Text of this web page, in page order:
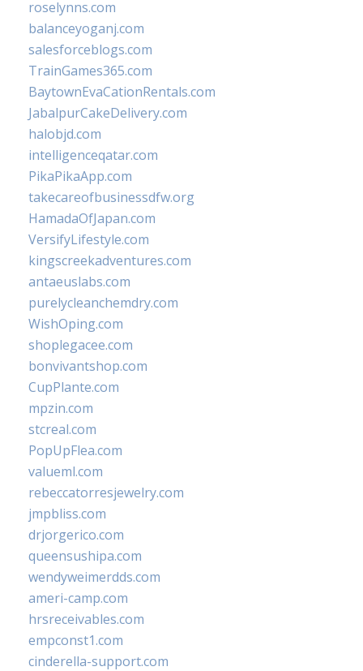
roselynns.com
balanceyoganj.com
salesforceblogs.com
TrainGames365.com
BaytownEvaCationRentals.com
JabalpurCakeDelivery.com
halobjd.com
intelligenceqatar.com
PikaPikaApp.com
takecareofbusinessdfw.org
HamadaOfJapan.com
VersifyLifestyle.com
kingscreekadventures.com
antaeuslabs.com
purelycleanchemdry.com
WishOping.com
shoplegacee.com
bonvivantshop.com
CupPlante.com
mpzin.com
stcreal.com
PopUpFlea.com
valueml.com
rebeccatorresjewelry.com
jmpbliss.com
drjorgerico.com
queensushipa.com
wendyweimerdds.com
ameri-camp.com
hrsreceivables.com
empconst1.com
cinderella-support.com